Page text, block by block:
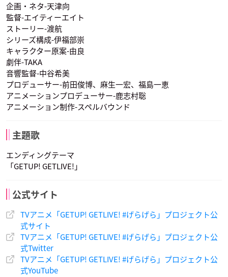
唐木田七緒
声優：小西克幸
企画・ネタ-天津向
監督-エイティーエイト
ストーリー-渡航
シリーズ構成-伊福部崇
キャラクター原案-由良
劇伴-TAKA
音響監督-中谷希美
プロデューサー-前田俊博、麻生一宏、福島一恵
アニメーションプロデューサー-鹿志村聡
アニメーション制作-スペルバウンド
主題歌
エンディングテーマ
「GETUP! GETLIVE!」
公式サイト
TVアニメ「GETUP! GETLIVE! #げらげら」プロジェクト公
式サイト
TVアニメ「GETUP! GETLIVE! #げらげら」プロジェクト公
式Twitter
TVアニメ「GETUP! GETLIVE! #げらげら」プロジェクト公
式YouTube